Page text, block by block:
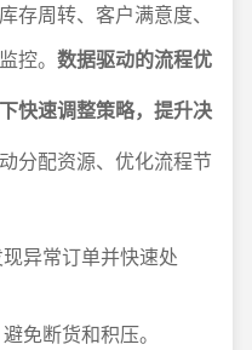
存周转、客户满意度、
控。 数据驱动的流程优
快速调整策略，提升决
分配资源、优化流程节
异常订单并快速处
免断货和积压。